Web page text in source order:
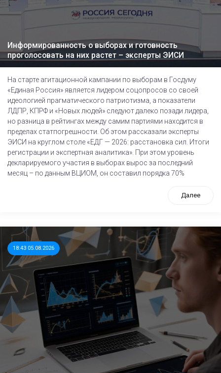
Информированность о выборах и готовность
проголосовать на них растет – эксперты ЭИСИ
На старте агитационной кампании по выборам в Госдуму
«Единая Россия» является лидером соцопросов со своей
идеологией прагматического патриотизма, а показатели
ЛДПР, КПРФ и «Новых людей» следуют далеко позади лидера,
но разница в рейтингах между самим партиями находится в
пределах статпогрешности. Об этом рассказали эксперты
ЭИСИ на круглом столе «ЕДГ — 2026: расстановка сил. Итоги
регистрации и экспертная аналитика». При этом уровень
декларируемого участия в выборах вырос за последний
месяц – по данным ВЦИОМ, он составил порядка 70%
Далее
18:43 05.08.2026